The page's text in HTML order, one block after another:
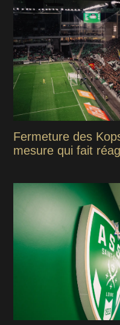
Fermeture des
mesure qui fait